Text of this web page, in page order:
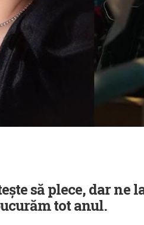
să plece, dar ne
tot anul.